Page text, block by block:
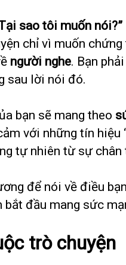
sao tôi muốn nói?”
chỉ vì muốn
người nghe. Bạn
sau lời nói đó.
bạn sẽ mang theo
với những tín
tự nhiên từ sự
để nói về điều
đầu mang sức
trò chuyện